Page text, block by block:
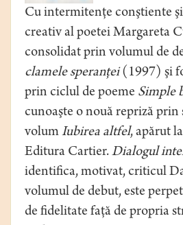
Cu intermitenţe conştiente
creativ al poetei Margareta
consolidat prin volumul de
clamele speranţei(1997) şi
prin ciclul de poeme Simple
cunoaşte o nouă repriză
volumIubirea altfel, apărut
Editura Cartier.Dialogul
identifica, motivat, criticul
volumul de debut, este
de fidelitate faţă de propria